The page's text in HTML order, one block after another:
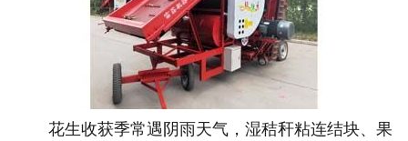
厂房设备
联系我们
花生收获季常遇阴雨天气，湿秸秆粘连结块、果